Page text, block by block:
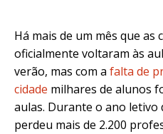
Há mais de um mês que as
oficialmente voltaram às
verão, mas com a falta de
cidade milhares de alunos
aulas. Durante o ano letivo
perdeu mais de 2.200